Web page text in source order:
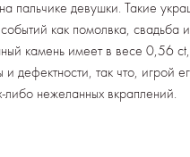
пальчике девушки. Такие
как помолвка, свадьба
камень имеет в весе 0,56
и дефектности, так что, игрой
либо нежеланных вкраплений.